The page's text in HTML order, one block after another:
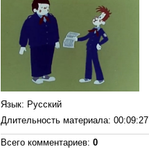
Язык: Русский
Длительность материала: 00:09:27
Всего комментариев: 0